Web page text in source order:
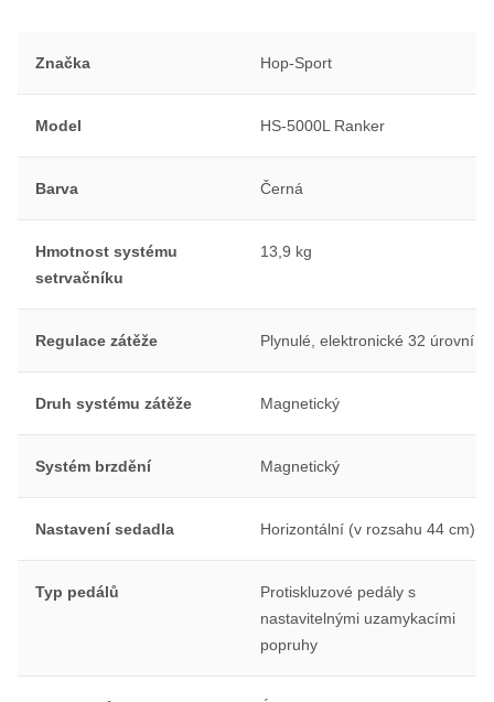
Značka Hop-Sport
Model HS-5000L Ranker
Barva Černá
Hmotnost systému
setrvačníku
13,9 kg
Regulace zátěže Plynulé, elektronické 32 úrovní
Druh systému zátěže Magnetický
Systém brzdění Magnetický
Nastavení sedadla Horizontální (v rozsahu 44 cm)
Typ pedálů
Protiskluzové pedály s
nastavitelnými uzamykacími
popruhy